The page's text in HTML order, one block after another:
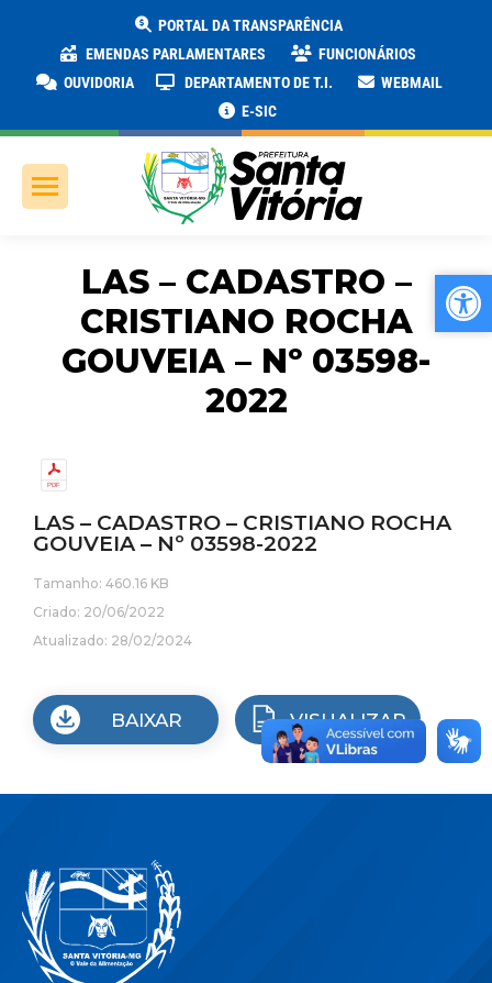
PORTAL DA TRANSPARÊNCIA
EMENDAS PARLAMENTARES
FUNCIONÁRIOS
OUVIDORIA
DEPARTAMENTO DE T.I.
WEBMAIL
E-SIC
LAS – CADASTRO –
CRISTIANO ROCHA
GOUVEIA – Nº 03598-
2022
LAS – CADASTRO – CRISTIANO ROCHA
GOUVEIA – Nº 03598-2022
Tamanho: 460.16 KB
Criado: 20/06/2022
Atualizado: 28/02/2024
BAIXAR VISUALIZAR